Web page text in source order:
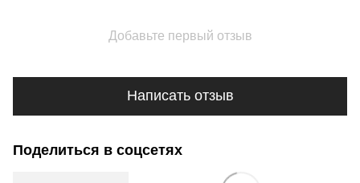
Добавьте первый отзыв
Написать отзыв
Поделиться в соцсетях